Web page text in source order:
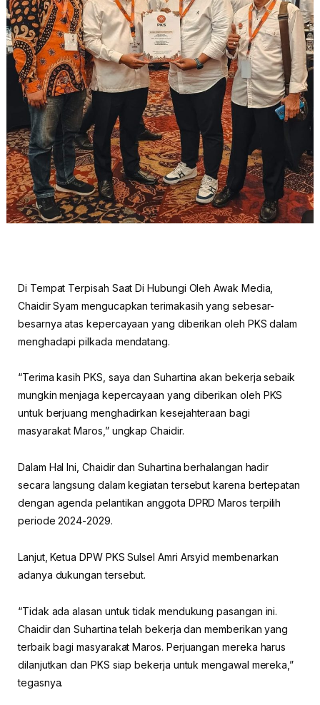
Di Tempat Terpisah Saat Di Hubungi Oleh Awak Media,
Chaidir Syam mengucapkan terimakasih yang sebesar-
besarnya atas kepercayaan yang diberikan oleh PKS dalam
menghadapi pilkada mendatang.
“Terima kasih PKS, saya dan Suhartina akan bekerja sebaik
mungkin menjaga kepercayaan yang diberikan oleh PKS
untuk berjuang menghadirkan kesejahteraan bagi
masyarakat Maros,” ungkap Chaidir.
Dalam Hal Ini, Chaidir dan Suhartina berhalangan hadir
secara langsung dalam kegiatan tersebut karena bertepatan
dengan agenda pelantikan anggota DPRD Maros terpilih
periode 2024-2029.
Lanjut, Ketua DPW PKS Sulsel Amri Arsyid membenarkan
adanya dukungan tersebut.
“Tidak ada alasan untuk tidak mendukung pasangan ini.
Chaidir dan Suhartina telah bekerja dan memberikan yang
terbaik bagi masyarakat Maros. Perjuangan mereka harus
dilanjutkan dan PKS siap bekerja untuk mengawal mereka,”
tegasnya.